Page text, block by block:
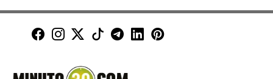
Minuto30 en Facebook
Minuto30 en Instagram
Minuto30 en X (Twitter)
Minuto30 en TikTok
Canal de Minuto30 en
Minuto30 en LinkedIn
Minuto30 en